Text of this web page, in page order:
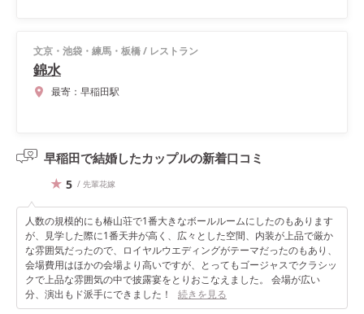
文京・池袋・練馬・板橋/ レストラン
錦水
最寄： 早稲田駅
早稲田で結婚したカップルの新着口コミ
5 / 先輩花嫁
人数の規模的にも椿山荘で1番大きなボールルームにしたのもあります
が、見学した際に1番天井が高く、広々とした空間、内装が上品で厳か
な雰囲気だったので、ロイヤルウエディングがテーマだったのもあり、
会場費用はほかの会場より高いですが、とってもゴージャスでクラシッ
クで上品な雰囲気の中で披露宴をとりおこなえました。 会場が広い
分、演出もド派手にできました！
続きを見る